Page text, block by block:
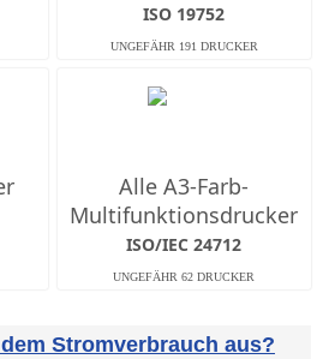
ISO 19752
Alle A3-Farb-
Multifunktionsdrucker
ISO/IEC 24712
Stromverbrauch aus?